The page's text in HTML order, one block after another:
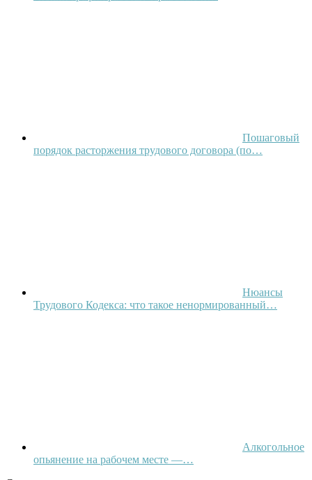
Пошаговый
порядок расторжения трудового договора (по…
Нюансы
Трудового Кодекса: что такое ненормированный…
Алкогольное
опьянение на рабочем месте —…